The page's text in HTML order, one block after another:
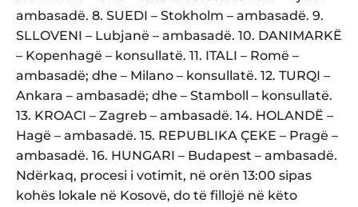
ambasadë. 8. SUEDI – Stokholm – ambasadë. 9.
SLLOVENI – Lubjanë – ambasadë. 10. DANIMARKË
– Kopenhagë – konsullatë. 11. ITALI – Romë –
ambasadë; dhe – Milano – konsullatë. 12. TURQI –
Ankara – ambasadë; dhe – Stamboll – konsullatë.
13. KROACI – Zagreb – ambasadë. 14. HOLANDË –
Hagë – ambasadë. 15. REPUBLIKA ÇEKE – Pragë –
ambasadë. 16. HUNGARI – Budapest – ambasadë.
Ndërkaq, procesi i votimit, në orën 13:00 sipas
kohës lokale në Kosovë, do të fillojë në këto